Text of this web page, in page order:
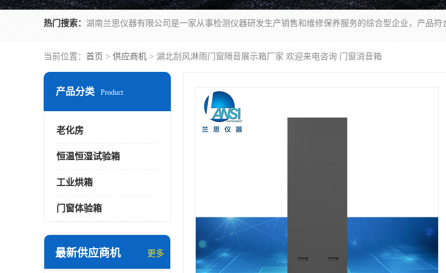
热门搜索：
当前位置： 首页 > 供应商机 > 湖北刮风淋雨门窗隔音展示箱厂家 欢迎来电咨询 门窗消音箱
产品分类 Product
老化房
恒温恒湿试验箱
工业烘箱
门窗体验箱
最新供应商机 更多